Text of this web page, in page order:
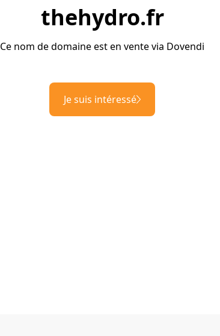
thehydro.fr
Ce nom de domaine est en vente via Dovendi
Je suis intéressé